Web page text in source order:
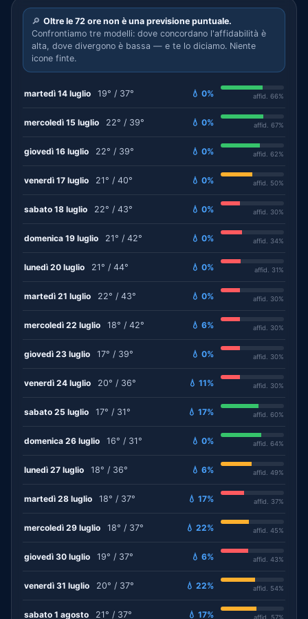
🔎 Oltre le 72 ore non è una previsione puntuale.
Confrontiamo tre modelli: dove concordano l'affidabilità è
alta, dove divergono è bassa — e te lo diciamo. Niente
icone finte.
martedì 14 luglio 19° / 37° 💧 0% affid. 66%
mercoledì 15 luglio 22° / 39° 💧 0% affid. 67%
giovedì 16 luglio 22° / 39° 💧 0% affid. 62%
venerdì 17 luglio 21° / 40° 💧 0% affid. 50%
sabato 18 luglio 22° / 43° 💧 0% affid. 30%
domenica 19 luglio 21° / 42° 💧 0% affid. 34%
lunedì 20 luglio 21° / 44° 💧 0% affid. 31%
martedì 21 luglio 22° / 43° 💧 0% affid. 30%
mercoledì 22 luglio 18° / 42° 💧 6% affid. 30%
giovedì 23 luglio 17° / 39° 💧 0% affid. 30%
venerdì 24 luglio 20° / 36° 💧 11% affid. 30%
sabato 25 luglio 17° / 31° 💧 17% affid. 60%
domenica 26 luglio 16° / 31° 💧 0% affid. 64%
lunedì 27 luglio 18° / 36° 💧 6% affid. 49%
martedì 28 luglio 18° / 37° 💧 17% affid. 37%
mercoledì 29 luglio 18° / 37° 💧 22% affid. 45%
giovedì 30 luglio 19° / 37° 💧 6% affid. 43%
venerdì 31 luglio 20° / 37° 💧 22% affid. 54%
sabato 1 agosto 21° / 37° 💧 17% affid. 57%